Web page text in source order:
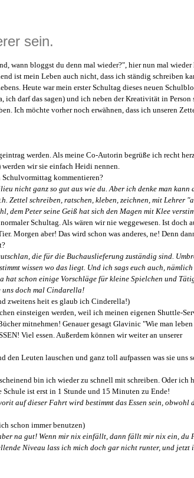
sein.
wann bloggst du denn mal wieder?", hier nun mal
ist mein Leben auch nicht, dass ich ständig schreiben
Heute war mein erster Schultag dieses neuen
darf das sagen) und ich neben der Kreativität in Person
Ich möchte vorher noch erwähnen, dass ich unseren
werden. Als meine Co-Autorin begrüße ich recht
wir sie einfach Heidi nennen.
kommentieren?
nicht ganz so gut aus wie du. Aber ich denke man kann
Zettel schreiben, ratschen, kleben, zeichnen, mit Lehrer
dem Peter seine Geiß hat sich den Magen mit Klee
Schultag. Als wären wir nie weggewesen. Ist doch
Morgen aber! Das wird schon was anderes, ne! Denn
die für die Buchauslieferung zuständig sind.
wissen wo das liegt. Und ich sags euch auch,
schon einige Vorschläge für kleine Spielchen und
uns doch mal Cindarella!
zweitens heit es glaub ich Cinderella!)
einsteigen werden, weil ich meinen eigenen Shuttle-
mitnehmen! Genauer gesagt Glavinic "Wie man
Viel essen. Außerdem können wir weiter an unserer
Leuten lauschen und ganz toll aufpassen was sie uns
bin ich wieder zu schnell mit schreiben. Oder ich
ist erst in 1 Stunde und 15 Minuten zu Ende!
auf dieser Fahrt wird bestimmt das Essen sein, obwohl
schon immer benutzen)
na gut! Wenn mir nix einfällt, dann fällt mir nix ein, du
Niveau lass ich mich doch gar nicht runter, und jetzt